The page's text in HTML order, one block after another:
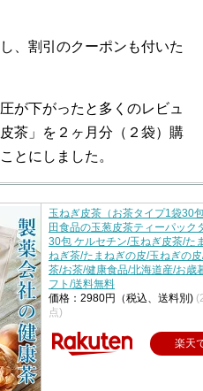
、割引のクーポンも付いた
が下がったと多くのレビュ
茶」を２ヶ月分（２袋）購
とにしました。
玉ねぎ皮茶（お茶タイプ1袋30
田食品の玉葱皮茶ティーパック
30包 ケルセチン/玉ねぎ皮茶/た
ねぎ茶/たまねぎの皮/玉ねぎの
茶/お茶/健康食品/北海道産/お歳
フト/送料無料
価格：2980円（税込、送料別)
点)
楽天